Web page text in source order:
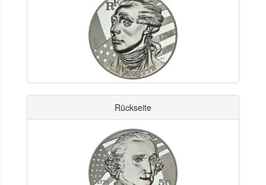
Rückseite